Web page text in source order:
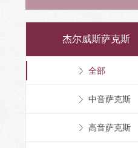
杰尔威斯萨克斯
全部
中音萨克斯
高音萨克斯